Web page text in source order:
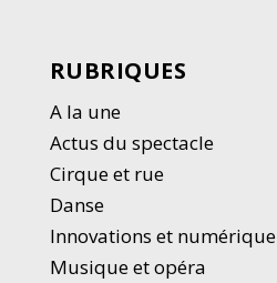
RUBRIQUES
A la une
Actus du spectacle
Cirque et rue
Danse
Innovations et numérique
Musique et opéra